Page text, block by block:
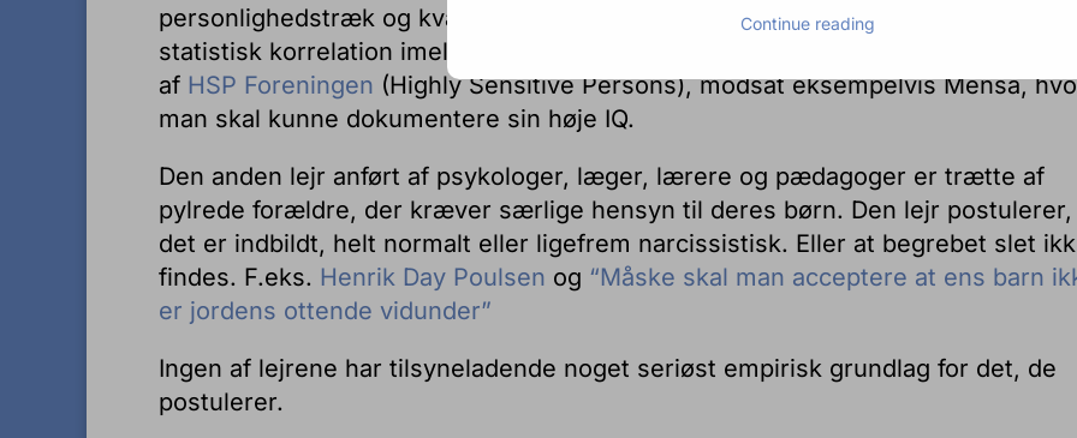
personlighedstræk og kvaliteter, som der ikke umiddelbart er belæg for eller
statistisk korrelation imellem. Alle, der mener at være sensitive, kan blive
af HSP Foreningen (Highly Sensitive Persons), modsat eksempelvis Mensa,
man skal kunne dokumentere sin høje IQ.
Den anden lejr anført af psykologer, læger, lærere og pædagoger er trætte af
pylrede forældre, der kræver særlige hensyn til deres børn. Den lejr postulerer,
det er indbildt, helt normalt eller ligefrem narcissistisk. Eller at begrebet slet
findes. F.eks. Henrik Day Poulsen og “Måske skal man acceptere at ens barn
er jordens ottende vidunder”
Ingen af lejrene har tilsyneladende noget seriøst empirisk grundlag for det, de
postulerer.
Continue reading